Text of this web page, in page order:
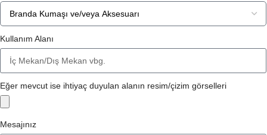
Kullanım Alanı
Eğer mevcut ise ihtiyaç duyulan alanın resim/çizim görselleri
Mesajınız